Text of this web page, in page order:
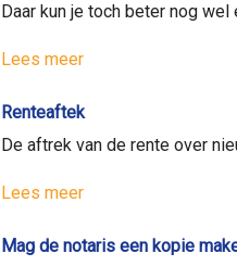
Daar kun je toch beter nog
Lees meer
Renteaftek
De aftrek van de rente over
Lees meer
Mag de notaris een kopie